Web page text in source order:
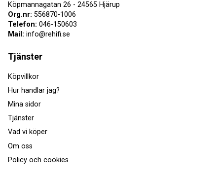
Köpmannagatan 26 - 24565 Hjärup
Org.nr: 556870-1006
Telefon: 046-150603
Mail: info@rehifi.se
Tjänster
Köpvillkor
Hur handlar jag?
Mina sidor
Tjänster
Vad vi köper
Om oss
Policy och cookies